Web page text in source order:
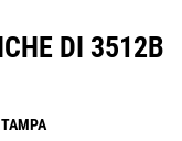
DI 3512B